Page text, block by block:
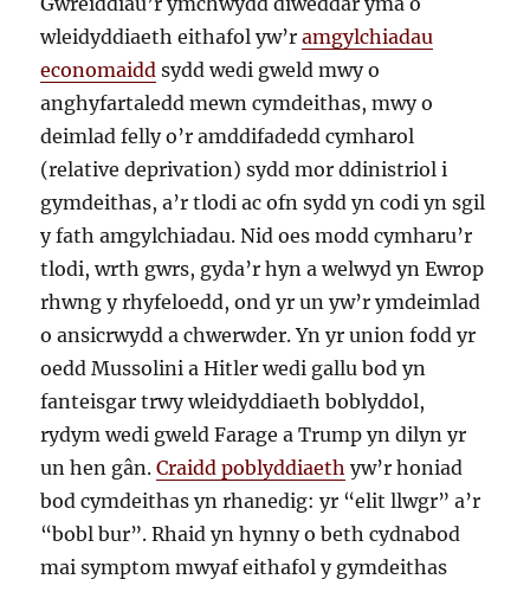
wleidyddiaeth eithafol yw’ramgylchiadau
economaidd sydd wedi gweld mwy o
anghyfartaledd mewn cymdeithas, mwy o
deimlad felly o’r amddifadedd cymharol
(relative deprivation) sydd mor ddinistriol i
gymdeithas, a’r tlodi ac ofn sydd yn codi yn sgil
y fath amgylchiadau. Nid oes modd cymharu’r
tlodi, wrth gwrs, gyda’r hyn a welwyd yn Ewrop
rhwng y rhyfeloedd, ond yr un yw’r ymdeimlad
o ansicrwydd a chwerwder. Yn yr union fodd yr
oedd Mussolini a Hitler wedi gallu bod yn
fanteisgar trwy wleidyddiaeth boblyddol,
rydym wedi gweld Farage a Trump yn dilyn yr
un hen gân.Craidd poblyddiaeth yw’r honiad
bod cymdeithas yn rhanedig: yr “elit llwgr” a’r
“bobl bur”. Rhaid yn hynny o beth cydnabod
mai symptom mwyaf eithafol y gymdeithas